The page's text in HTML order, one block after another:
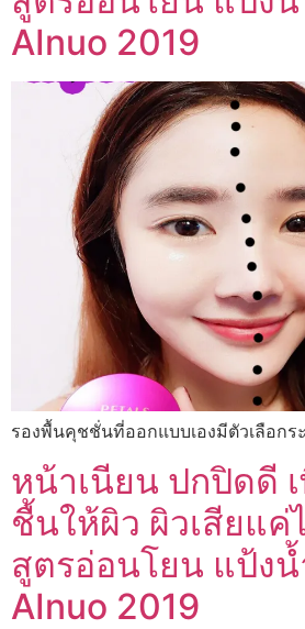
AInuo 2019
รองพื้นคุชชั่นที่ออกแบบเองมีตัวเลือก
หน้าเนียน ปกปิดดี
ชื้นให้ผิว ผิวเสียแค่
สูตรอ่อนโยน แป้ง
AInuo 2019